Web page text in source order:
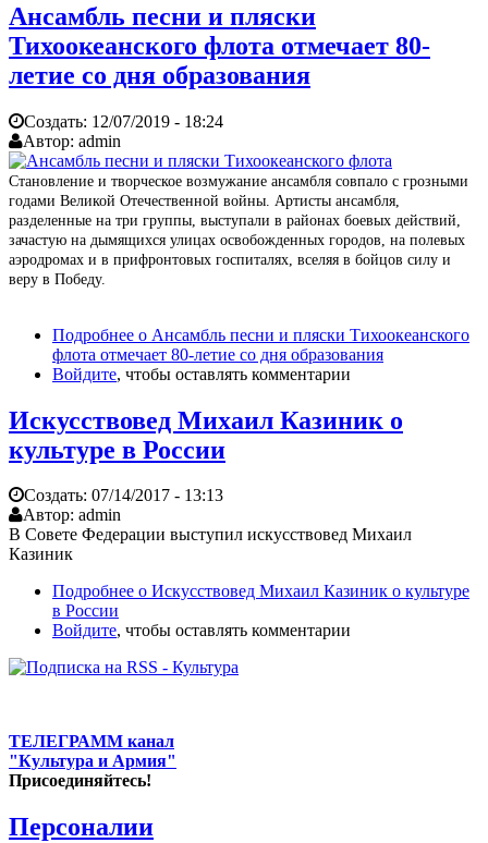
Ансамбль песни и пляски
Тихоокеанского флота отмечает 80-
летие со дня образования
Создать: 12/07/2019 - 18:24
Автор: admin
Становление и творческое возмужание ансамбля совпало с грозными
годами Великой Отечественной войны. Артисты ансамбля,
разделенные на три группы, выступали в районах боевых действий,
зачастую на дымящихся улицах освобожденных городов, на полевых
аэродромах и в прифронтовых госпиталях, вселяя в бойцов силу и
веру в Победу.
Подробнее о Ансамбль песни и пляски Тихоокеанского
флота отмечает 80-летие со дня образования
Войдите, чтобы оставлять комментарии
Искусствовед Михаил Казиник о
культуре в России
Создать: 07/14/2017 - 13:13
Автор: admin
В Совете Федерации выступил искусствовед Михаил
Казиник
Подробнее о Искусствовед Михаил Казиник о культуре
в России
Войдите, чтобы оставлять комментарии
ТЕЛЕГРАММ канал
"Культура и Армия"
Присоединяйтесь!
Персоналии